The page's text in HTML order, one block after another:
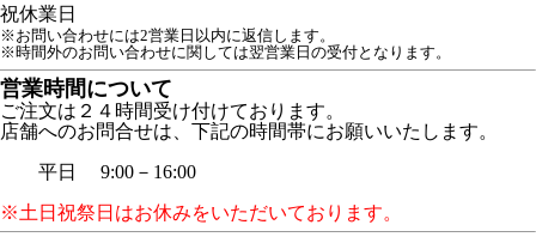
祝休業日
※お問い合わせには2営業日以内に返信します。
※時間外のお問い合わせに関しては翌営業日の受付となります。
営業時間について
ご注文は２４時間受け付けております。
店舗へのお問合せは、下記の時間帯にお願いいたします。
平日 9:00－16:00
※土日祝祭日はお休みをいただいております。